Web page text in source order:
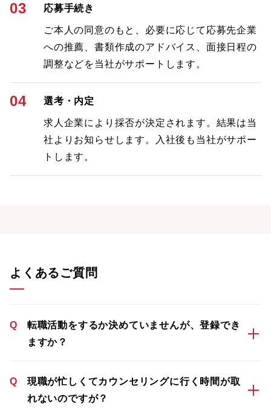
03 応募手続き
ご本人の同意のもと、必要に応じて応募先企業
への推薦、書類作成のアドバイス、面接日程の
調整などを当社がサポートします。
04 選考・内定
求人企業により採否が決定されます。結果は当
社よりお知らせします。入社後も当社がサポー
トします。
よくあるご質問
Q
転職活動をするか決めていませんが、登録でき
ますか？
Q
現職が忙しくてカウンセリングに行く時間が取
れないのですが？